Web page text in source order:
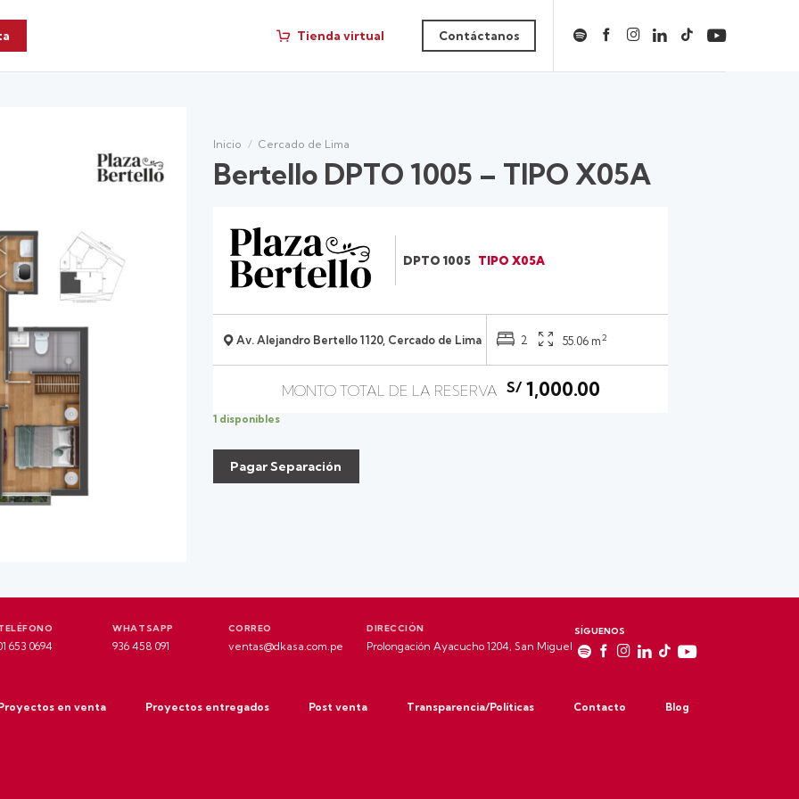
Tienda virtual Contáctanos
Inicio / Cercado de Lima
Bertello DPTO 1005 – TIPO X05A
DPTO 1005 TIPO X05A
Av. Alejandro Bertello 1120, Cercado de Lima 2 55.06 m2
S/1,000.00
1 disponibles
Pagar Separación
653 0694
WHATSAPP
936 458 091
CORREO
ventas@dkasa.com.pe
DIRECCIÓN
Prolongación Ayacucho 1204, San Miguel
SÍGUENOS
en venta Proyectos entregados Post venta Transparencia/Políticas Contacto Blog